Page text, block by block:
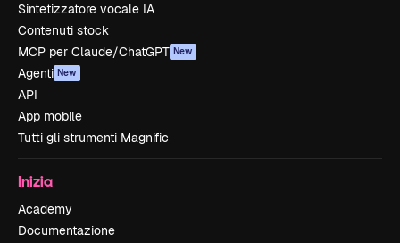
Sintetizzatore vocale IA
Contenuti stock
MCP per Claude/ChatGPT New
Agenti New
API
App mobile
Tutti gli strumenti Magnific
Inizia
Academy
Documentazione